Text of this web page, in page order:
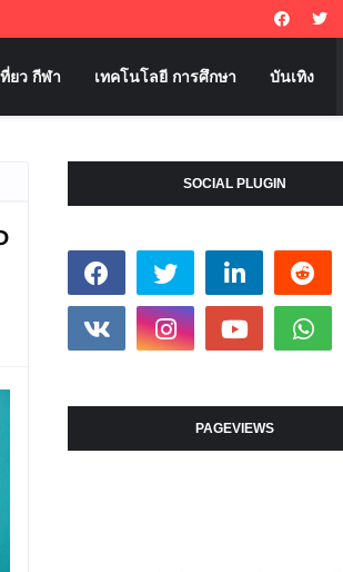
ยว กีฬา เทคโนโลยี การศึกษา บันเทิง
SOCIAL PLUGIN
PAGEVIEWS